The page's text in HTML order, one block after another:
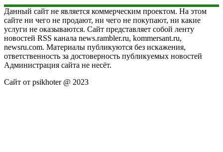
Данный сайт не является коммерческим проектом. На этом
сайте ни чего не продают, ни чего не покупают, ни какие
услуги не оказываются. Сайт представляет собой ленту
новостей RSS канала news.rambler.ru, kommersant.ru,
newsru.com. Материалы публикуются без искажения,
ответственность за достоверность публикуемых новостей
Администрация сайта не несёт.
Сайт от psikhoter @ 2023